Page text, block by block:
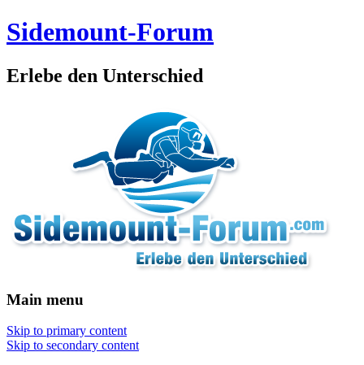
Sidemount-Forum
Erlebe den Unterschied
Main menu
Skip to primary content
Skip to secondary content